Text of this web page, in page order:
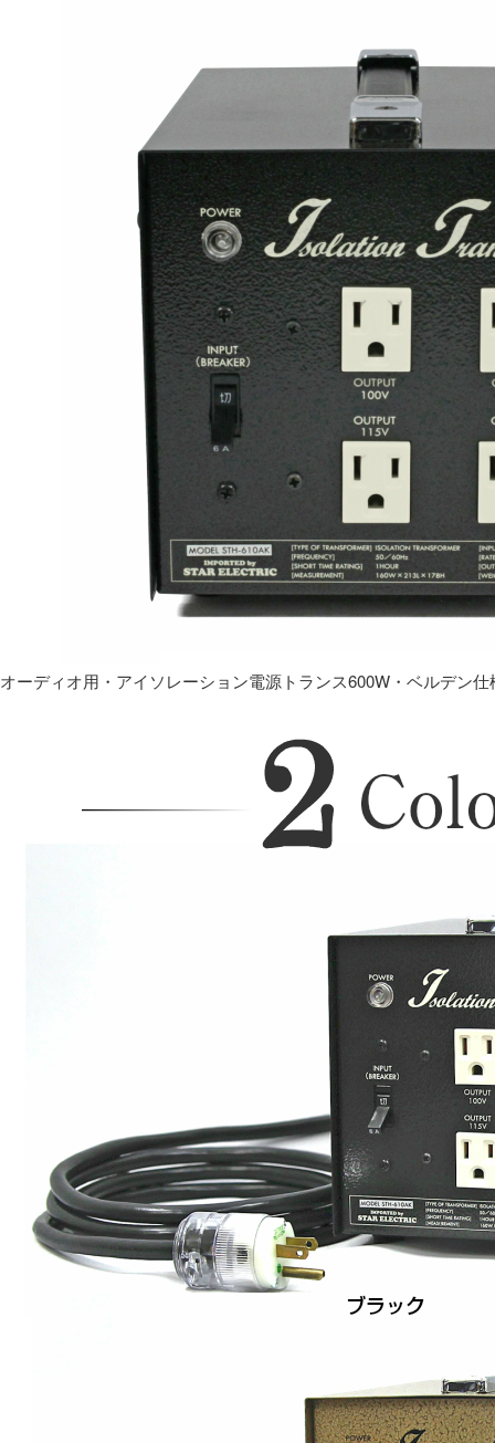
オーディオ用・アイソレーション電源トランス600W・ベルデン仕